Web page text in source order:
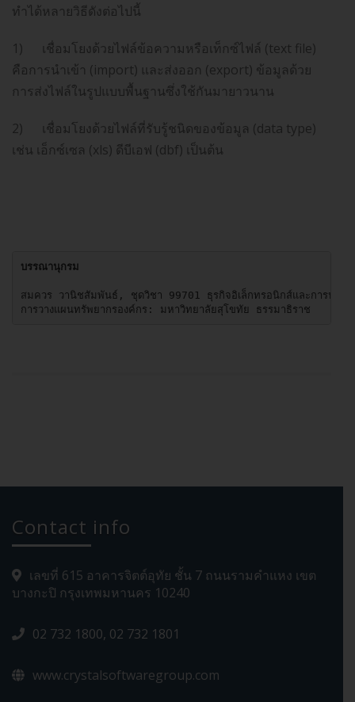
ทำได้หลายวิธีดังต่อไปนี้
1) เชื่อมโยงด้วยไฟล์ข้อความหรือเท็กซ์ไฟล์ (text file)
คือการนำเข้า (import) และส่งออก (export) ข้อมูลด้วย
การส่งไฟล์ในรูปแบบพื้นฐานซึ่งใช้กันมายาวนาน
2) เชื่อมโยงด้วยไฟล์ที่รับรู้ชนิดของข้อมูล (data type)
เช่น เอ็กซ์เซล (xls) ดีบีเอฟ (dbf) เป็นต้น
บรรณานุกรม
สมควร วานิชสัมพันธ์, ชุดวิชา 99701 ธุรกิจอิเล็กทรอนิกส์และการปร
การวางแผนทรัพยากรองค์กร: มหาวิทยาลัยสุโขทัย ธรรมาธิราช
Contact info
เลขที่ 615 อาคารจิตต์อุทัย ชั้น 7 ถนนรามคำแหง เขต
บางกะปิ กรุงเทพมหานคร 10240
02 732 1800, 02 732 1801
www.crystalsoftwaregroup.com